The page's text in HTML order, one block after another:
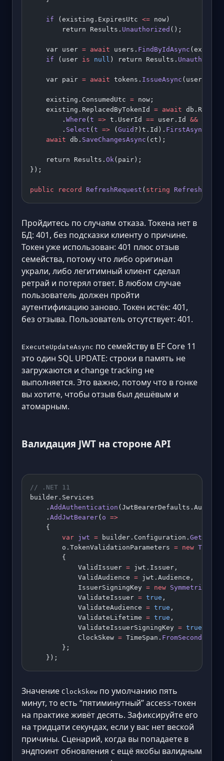
    if
(existing.ExpiresUtc <= now)
        return Results.
Unauthorized ();
    var user
= await users. FindByIdAsync
    if
(user is null ) return Results.
    var pair
= await tokens. IssueAsync (user,
    existing.ConsumedUtc
= now;
    existing.ReplacedByTokenId
= await
        .
Where ( t => t.UserId == user.Id &&
        .
Select ( t => ( Guid ?)t.Id). FirstAsync
    await
db. SaveChangesAsync (ct);
    return Results.
Ok (pair);
});
public record RefreshRequest ( string RefreshToken
Пройдитесь по случаям отказа. Токена нет в
БД: 401, без подсказки клиенту о причине.
Токен уже использован: 401 плюс отзыв
семейства, потому что либо оригинал
украли, либо легитимный клиент сделал
ретрай и потерял ответ. В любом случае
пользователь должен пройти
аутентификацию заново. Токен истёк: 401,
без отзыва. Пользователь отсутствует: 401.
ExecuteUpdateAsync по семейству в EF Core 11
это один SQL UPDATE: строки в память не
загружаются и change tracking не
выполняется. Это важно, потому что в гонке
вы хотите, чтобы отзыв был дешёвым и
атомарным.
Валидация JWT на стороне API
// .NET 11
builder.Services
    .
AddAuthentication
    .
AddJwtBearer( o =>
    {
        var
jwt = builder.Configuration.
        o.TokenValidationParameters
= new
        {
            ValidIssuer
= jwt.Issuer,
            ValidAudience
= jwt.Audience,
            IssuerSigningKey
= new
            ValidateIssuer
= true ,
            ValidateAudience
= true ,
            ValidateLifetime
= true ,
            ValidateIssuerSigningKey
= true
            ClockSkew
= TimeSpan. FromSeconds
        };
    });
Значение ClockSkew по умолчанию пять
минут, то есть “пятиминутный” access-токен
на практике живёт десять. Зафиксируйте его
на тридцати секундах, если у вас нет веской
причины. Сценарий, когда вы попадаете в
эндпоинт обновления с ещё якобы валидным